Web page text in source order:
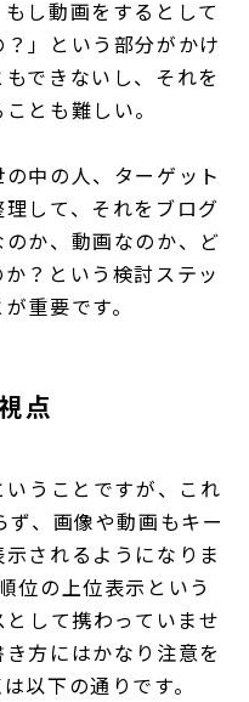
し動画をするとして
」という部分がかけ
できないし、それを
とも難しい。
中の人、ターゲット
して、それをブログ
か、動画なのか、ど
？という検討ステッ
重要です。
点
うことですが、これ
ず、画像や動画もキー
されるようになりま
位の上位表示という
して携わっていませ
方にはかなり注意を
以下の通りです。